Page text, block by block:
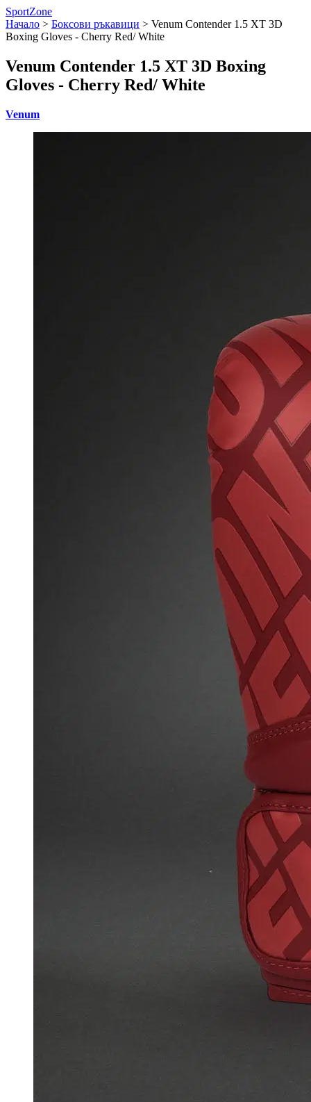
SportZone
Начало > Боксови ръкавици > Venum Contender 1.5 XT 3D
Boxing Gloves - Cherry Red/ White
Venum Contender 1.5 XT 3D Boxing
Gloves - Cherry Red/ White
Venum